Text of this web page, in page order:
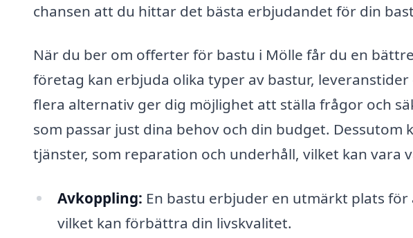
chansen att du hittar det bästa erbjudandet för din
När du ber om offerter för bastu i Mölle får du en
företag kan erbjuda olika typer av bastur,
flera alternativ ger dig möjlighet att ställa frågor och
som passar just dina behov och din budget. Dessutom
tjänster, som reparation och underhåll, vilket kan vara
Avkoppling: En bastu erbjuder en utmärkt plats
vilket kan förbättra din livskvalitet.